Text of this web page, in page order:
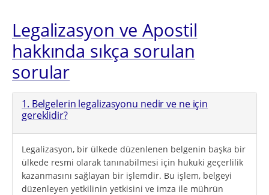
Legalizasyon ve Apostil
hakkında sıkça sorulan
sorular
1. Belgelerin legalizasyonu nedir ve ne için
gereklidir?
Legalizasyon, bir ülkede düzenlenen belgenin başka bir
ülkede resmi olarak tanınabilmesi için hukuki geçerlilik
kazanmasını sağlayan bir işlemdir. Bu işlem, belgeyi
düzenleyen yetkilinin yetkisini ve imza ile mührün